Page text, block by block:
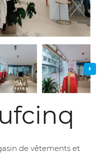
de vêtements et